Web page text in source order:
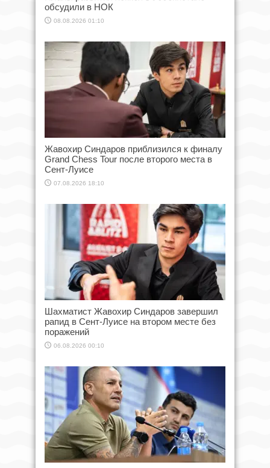
обсудили в НОК
08.08.2026 01:10
Жавохир Синдаров приблизился к финалу
Grand Chess Tour после второго места в
Сент-Луисе
07.08.2026 18:10
Шахматист Жавохир Синдаров завершил
рапид в Сент-Луисе на втором месте без
поражений
06.08.2026 00:10